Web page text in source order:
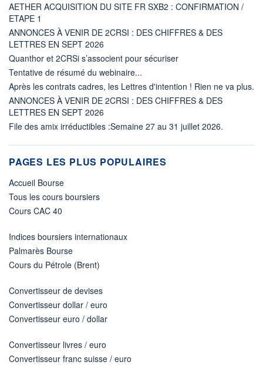
AETHER ACQUISITION DU SITE FR SXB2 : CONFIRMATION /
ETAPE 1
ANNONCES À VENIR DE 2CRSI : DES CHIFFRES & DES
LETTRES EN SEPT 2026
Quanthor et 2CRSi s’associent pour sécuriser
Tentative de résumé du webinaire...
Après les contrats cadres, les Lettres d'intention ! Rien ne va plus.
ANNONCES À VENIR DE 2CRSI : DES CHIFFRES & DES
LETTRES EN SEPT 2026
File des amix irréductibles :Semaine 27 au 31 juillet 2026.
PAGES LES PLUS POPULAIRES
Accueil Bourse
Tous les cours boursiers
Cours CAC 40
Indices boursiers internationaux
Palmarès Bourse
Cours du Pétrole (Brent)
Convertisseur de devises
Convertisseur dollar / euro
Convertisseur euro / dollar
Convertisseur livres / euro
Convertisseur franc suisse / euro